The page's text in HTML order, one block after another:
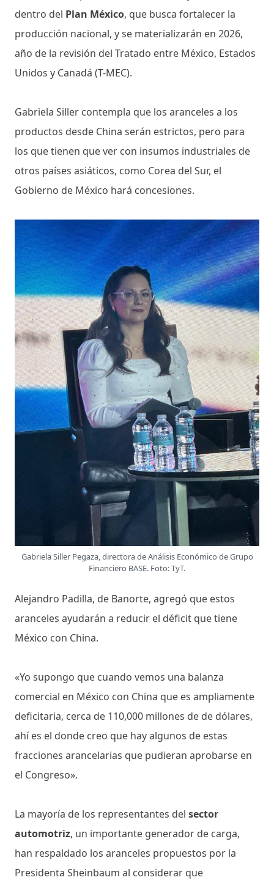
dentro del Plan México, que busca fortalecer la
producción nacional, y se materializarán en 2026,
año de la revisión del Tratado entre México, Estados
Unidos y Canadá (T-MEC).
Gabriela Siller contempla que los aranceles a los
productos desde China serán estrictos, pero para
los que tienen que ver con insumos industriales de
otros países asiáticos, como Corea del Sur, el
Gobierno de México hará concesiones.
Gabriela Siller Pegaza, directora de Análisis Económico de Grupo
Financiero BASE. Foto: TyT.
Alejandro Padilla, de Banorte, agregó que estos
aranceles ayudarán a reducir el déficit que tiene
México con China.
«Yo supongo que cuando vemos una balanza
comercial en México con China que es ampliamente
deficitaria, cerca de 110,000 millones de de dólares,
ahí es el donde creo que hay algunos de estas
fracciones arancelarias que pudieran aprobarse en
el Congreso».
La mayoría de los representantes del sector
automotriz, un importante generador de carga,
han respaldado los aranceles propuestos por la
Presidenta Sheinbaum al considerar que